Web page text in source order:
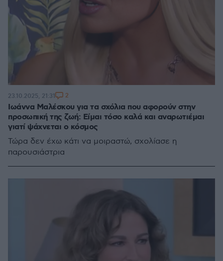
Ιωάννα Μαλέσκου για τα σχόλια που αφορούν στην
προσωπική της ζωή: Είμαι τόσο καλά και αναρωτιέμαι
γιατί ψάχνεται ο κόσμος
Τώρα δεν έχω κάτι να μοιραστώ, σχολίασε η
παρουσιάστρια
23.10.2025, 21:31 2